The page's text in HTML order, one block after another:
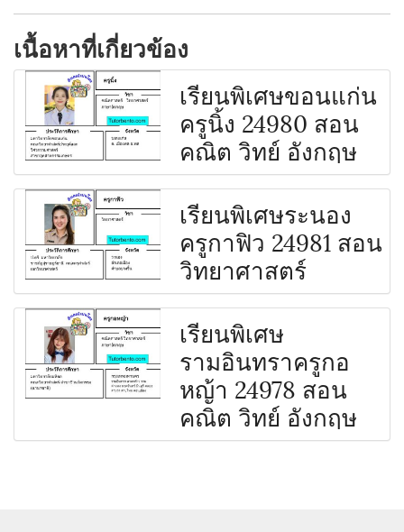
เนื้อหาที่เกี่ยวข้อง
เรียนพิเศษขอนแก่น
ครูนิ้ง 24980 สอน
คณิต วิทย์ อังกฤษ
เรียนพิเศษระนอง
ครูกาฟิว 24981 สอน
วิทยาศาสตร์
เรียนพิเศษ
รามอินทราครูกอ
หญ้า 24978 สอน
คณิต วิทย์ อังกฤษ